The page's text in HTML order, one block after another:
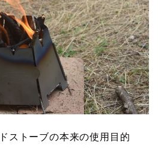
ストーブの本来の使用目的